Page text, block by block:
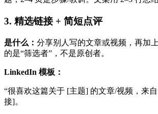
3. 精选链接 + 简短点评
是什么： 分享别人写的文章或视频，再加
的是“筛选者”，不是原创者。
LinkedIn 模板：
“很喜欢这篇关于 [主题] 的文章/视频，来
接]。